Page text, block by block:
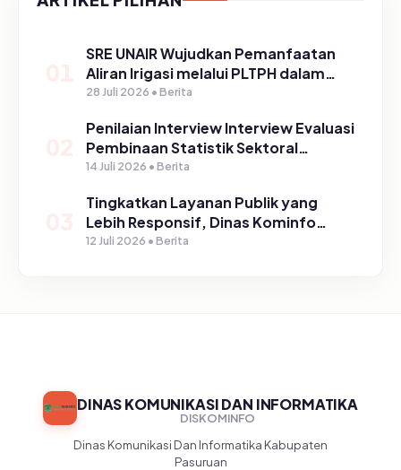
SRE UNAIR Wujudkan Pemanfaatan
Aliran Irigasi melalui PLTPH dalam
Program TIRTA PELITA di Desa
28 Juli 2026 • Berita
Penilaian Interview Interview Evaluasi
Pembinaan Statistik Sektoral
Kabupaten Pasuruan
14 Juli 2026 • Berita
Tingkatkan Layanan Publik yang
Lebih Responsif, Dinas Kominfo
Gelar Sosialisasi SP4N Lapor di
12 Juli 2026 • Berita
DINAS KOMUNIKASI DAN INFORMATIKA
DISKOMINFO
Dinas Komunikasi Dan Informatika Kabupaten
Pasuruan